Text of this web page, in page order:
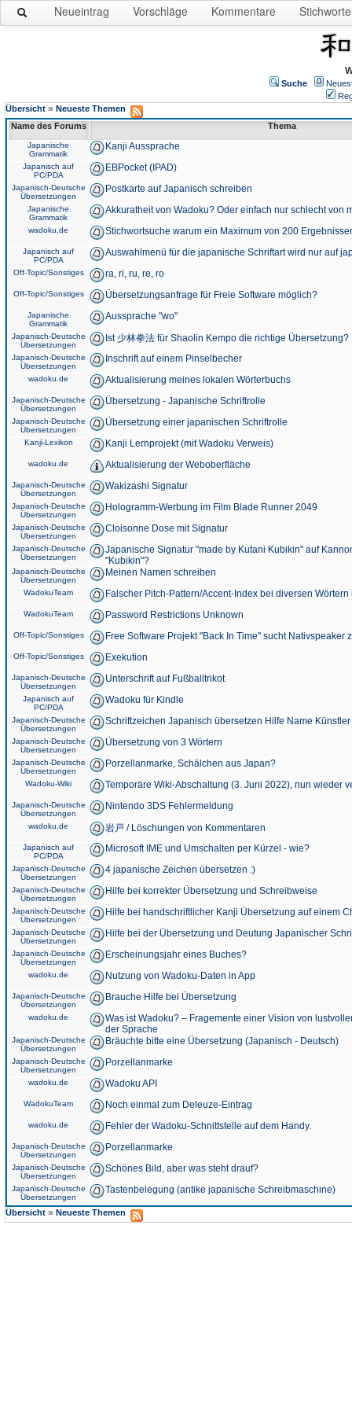
Neueintrag Vorschläge Kommentare Stichworte
Suche
Übersicht » Neueste Themen
Name des Forums
Thema
Japanische
Grammatik
Kanji Aussprache
Japanisch auf
PC/PDA
EBPocket (IPAD)
Japanisch-Deutsche
Übersetzungen
Postkarte auf Japanisch schreiben
Japanische
Grammatik
Akkuratheit von Wadoku? Oder einfach nur schlecht von
wadoku.de Stichwortsuche warum ein Maximum von 200
Japanisch auf
PC/PDA
Auswahlmenü für die japanische Schriftart wird nur auf
Off-Topic/Sonstiges ra, ri, ru, re, ro
Off-Topic/Sonstiges Übersetzungsanfrage für Freie Software möglich?
Japanische
Grammatik
Aussprache "wo"
Japanisch-Deutsche
Übersetzungen
Ist 少林拳法 für Shaolin Kempo die richtige Übersetzung?
Japanisch-Deutsche
Übersetzungen
Inschrift auf einem Pinselbecher
wadoku.de Aktualisierung meines lokalen Wörterbuchs
Japanisch-Deutsche
Übersetzungen
Übersetzung - Japanische Schriftrolle
Japanisch-Deutsche
Übersetzungen
Übersetzung einer japanischen Schriftrolle
Kanji-Lexikon Kanji Lernprojekt (mit Wadoku Verweis)
wadoku.de Aktualisierung der Weboberfläche
Japanisch-Deutsche
Übersetzungen
Wakizashi Signatur
Japanisch-Deutsche
Übersetzungen
Hologramm-Werbung im Film Blade Runner 2049
Japanisch-Deutsche
Übersetzungen
Cloisonne Dose mit Signatur
Japanisch-Deutsche
Übersetzungen
Japanische Signatur "made by Kutani Kubikin" auf
"Kubikin"?
Japanisch-Deutsche
Übersetzungen
Meinen Namen schreiben
WadokuTeam Falscher Pitch-Pattern/Accent-Index bei diversen
WadokuTeam Password Restrictions Unknown
Off-Topic/Sonstiges Free Software Projekt "Back In Time" sucht Nativspeaker
Off-Topic/Sonstiges Exekution
Japanisch-Deutsche
Übersetzungen
Unterschrift auf Fußballtrikot
Japanisch auf
PC/PDA
Wadoku für Kindle
Japanisch-Deutsche
Übersetzungen
Schriftzeichen Japanisch übersetzen Hilfe Name
Japanisch-Deutsche
Übersetzungen
Übersetzung von 3 Wörtern
Japanisch-Deutsche
Übersetzungen
Porzellanmarke, Schälchen aus Japan?
Wadoku-Wiki Temporäre Wiki-Abschaltung (3. Juni 2022), nun wieder
Japanisch-Deutsche
Übersetzungen
Nintendo 3DS Fehlermeldung
wadoku.de 岩戸 / Löschungen von Kommentaren
Japanisch auf
PC/PDA
Microsoft IME und Umschalten per Kürzel - wie?
Japanisch-Deutsche
Übersetzungen
4 japanische Zeichen übersetzen :)
Japanisch-Deutsche
Übersetzungen
Hilfe bei korrekter Übersetzung und Schreibweise
Japanisch-Deutsche
Übersetzungen
Hilfe bei handschriftlicher Kanji Übersetzung auf einem
Japanisch-Deutsche
Übersetzungen
Hilfe bei der Übersetzung und Deutung Japanischer
Japanisch-Deutsche
Übersetzungen
Erscheinungsjahr eines Buches?
wadoku.de Nutzung von Wadoku-Daten in App
Japanisch-Deutsche
Übersetzungen
Brauche Hilfe bei Übersetzung
wadoku.de
Was ist Wadoku? – Fragemente einer Vision von
der Sprache
Japanisch-Deutsche
Übersetzungen
Bräuchte bitte eine Übersetzung (Japanisch - Deutsch)
Japanisch-Deutsche
Übersetzungen
Porzellanmarke
wadoku.de Wadoku API
WadokuTeam Noch einmal zum Deleuze-Eintrag
wadoku.de Fehler der Wadoku-Schnittstelle auf dem Handy.
Japanisch-Deutsche
Übersetzungen
Porzellanmarke
Japanisch-Deutsche
Übersetzungen
Schönes Bild, aber was steht drauf?
Japanisch-Deutsche
Übersetzungen
Tastenbelegung (antike japanische Schreibmaschine)
Übersicht » Neueste Themen